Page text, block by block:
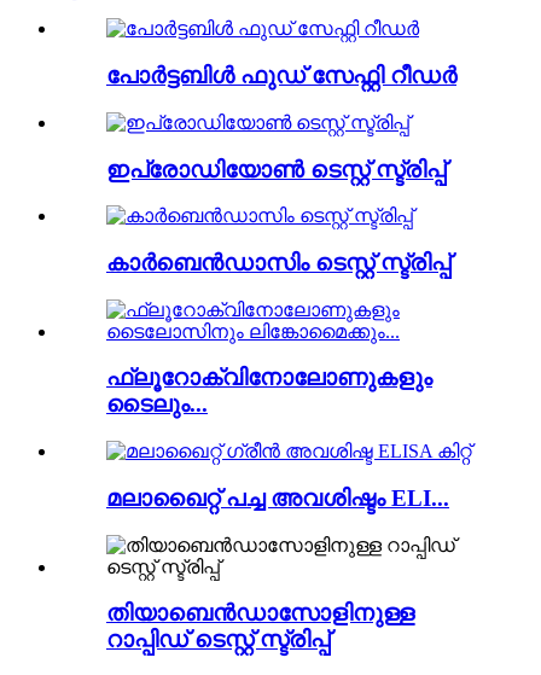
പോർട്ടബിൾ ഫുഡ് സേഫ്റ്റി റീഡർ
ഇപ്രോഡിയോൺ ടെസ്റ്റ് സ്ട്രിപ്പ്
കാർബെൻഡാസിം ടെസ്റ്റ് സ്ട്രിപ്പ്
ഫ്ലൂറോക്വിനോലോണുകളും
ടൈലും...
മലാഖൈറ്റ് പച്ച അവശിഷ്ടം ELI...
തിയാബെൻഡാസോളിനുള്ള
റാപ്പിഡ് ടെസ്റ്റ് സ്ട്രിപ്പ്